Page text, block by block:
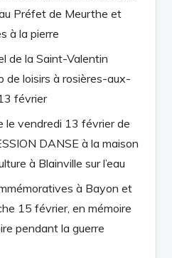
Préfet de Meurthe et
à la pierre
de la Saint-Valentin
de loisirs à rosières-aux-
février
le vendredi 13 février de
DANSE à la maison
à Blainville sur l’eau
à Bayon et
15 février, en mémoire
pendant la guerre